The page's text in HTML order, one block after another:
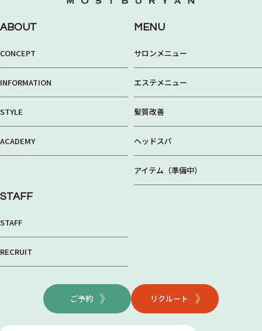
ABOUT
CONCEPT
INFORMATION
STYLE
ACADEMY
MENU
サロンメニュー
エステメニュー
髪質改善
ヘッドスパ
アイテム（準備中）
STAFF
STAFF
RECRUIT
ご予約 リクルート